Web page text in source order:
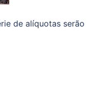
de alíquotas serão